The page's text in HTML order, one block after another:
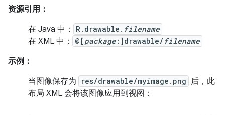
资源引用：
在 Java 中：
R.drawable. filename
在 XML 中： @[ package:]drawable/ filename
示例：
当图像保存为
res/drawable/myimage.png 后，此
布局 XML 会将该图像应用到视图：